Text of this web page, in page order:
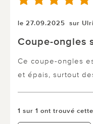
le 27.09.2025 sur
Coupe-ongles
Ce coupe-ongles
et épais, surtout
1 sur 1 ont trouvé